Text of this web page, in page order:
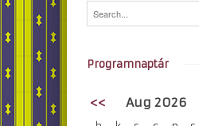
Programnaptár
<< Aug 2026